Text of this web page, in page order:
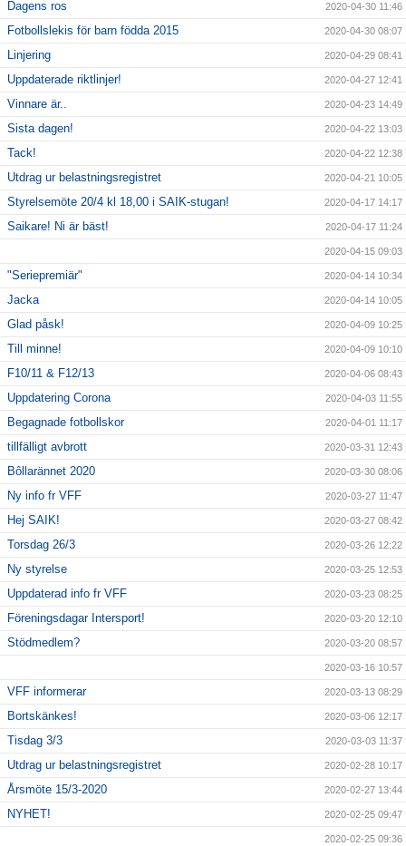
Dagens ros 2020-04-30 11:46
Fotbollslekis för barn födda 2015 2020-04-30 08:07
Linjering 2020-04-29 08:41
Uppdaterade riktlinjer! 2020-04-27 12:41
Vinnare är.. 2020-04-23 14:49
Sista dagen! 2020-04-22 13:03
Tack! 2020-04-22 12:38
Utdrag ur belastningsregistret 2020-04-21 10:05
Styrelsemöte 20/4 kl 18,00 i SAIK-stugan! 2020-04-17 14:17
Saikare! Ni är bäst! 2020-04-17 11:24
2020-04-15 09:03
"Seriepremiär" 2020-04-14 10:34
Jacka 2020-04-14 10:05
Glad påsk! 2020-04-09 10:25
Till minne! 2020-04-09 10:10
F10/11 & F12/13 2020-04-06 08:43
Uppdatering Corona 2020-04-03 11:55
Begagnade fotbollskor 2020-04-01 11:17
tillfälligt avbrott 2020-03-31 12:43
Bôllarännet 2020 2020-03-30 08:06
Ny info fr VFF 2020-03-27 11:47
Hej SAIK! 2020-03-27 08:42
Torsdag 26/3 2020-03-26 12:22
Ny styrelse 2020-03-25 12:53
Uppdaterad info fr VFF 2020-03-23 08:25
Föreningsdagar Intersport! 2020-03-20 12:10
Stödmedlem? 2020-03-20 08:57
2020-03-16 10:57
VFF informerar 2020-03-13 08:29
Bortskänkes! 2020-03-06 12:17
Tisdag 3/3 2020-03-03 11:37
Utdrag ur belastningsregistret 2020-02-28 10:17
Årsmöte 15/3-2020 2020-02-27 13:44
NYHET! 2020-02-25 09:47
2020-02-25 09:36